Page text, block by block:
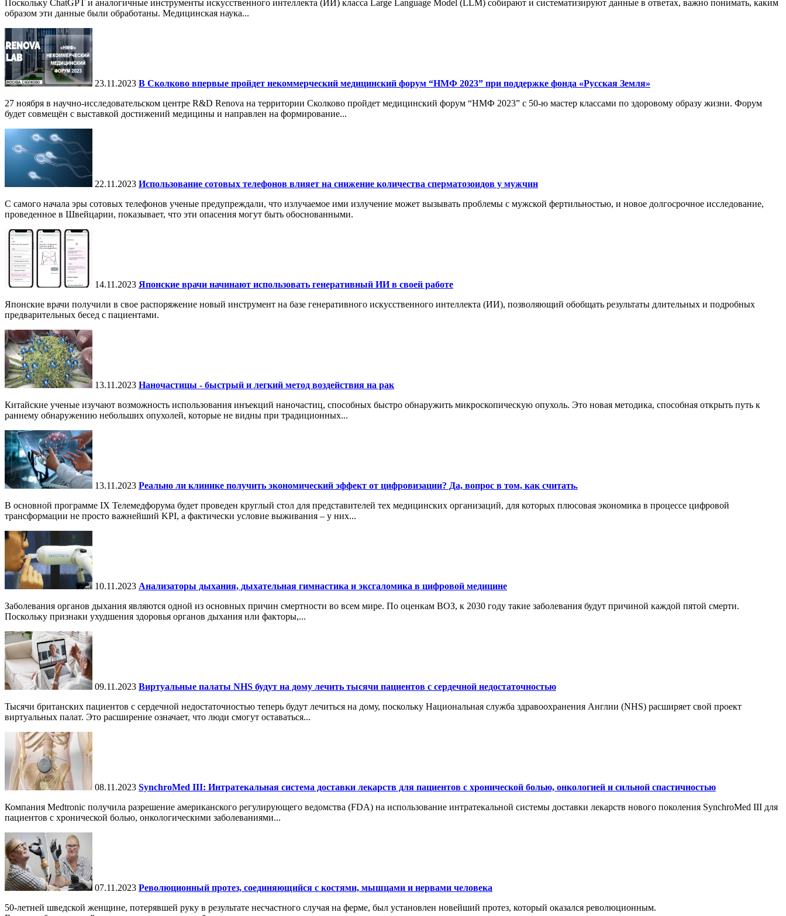
Поскольку ChatGPT и аналогичные инструменты искусственного интеллекта (ИИ) класса Large Language Model (LLM) собирают и систематизируют данные в ответах, важно понимать, каким
образом эти данные были обработаны. Медицинская наука...
23.11.2023 В Сколково впервые пройдет некоммерческий медицинский форум “НМФ 2023” при поддержке фонда «Русская Земля»
27 ноября в научно-исследовательском центре R&D Renova на территории Сколково пройдет медицинский форум “НМФ 2023” c 50-ю мастер классами по здоровому образу жизни. Форум
будет совмещён с выставкой достижений медицины и направлен на формирование...
22.11.2023 Использование сотовых телефонов влияет на снижение количества сперматозоидов у мужчин
С самого начала эры сотовых телефонов ученые предупреждали, что излучаемое ими излучение может вызывать проблемы с мужской фертильностью, и новое долгосрочное исследование,
проведенное в Швейцарии, показывает, что эти опасения могут быть обоснованными.
14.11.2023 Японские врачи начинают использовать генеративный ИИ в своей работе
Японские врачи получили в свое распоряжение новый инструмент на базе генеративного искусственного интеллекта (ИИ), позволяющий обобщать результаты длительных и подробных
предварительных бесед с пациентами.
13.11.2023 Наночастицы - быстрый и легкий метод воздействия на рак
Китайские ученые изучают возможность использования инъекций наночастиц, способных быстро обнаружить микроскопическую опухоль. Это новая методика, способная открыть путь к
раннему обнаружению небольших опухолей, которые не видны при традиционных...
13.11.2023 Реально ли клинике получить экономический эффект от цифровизации? Да, вопрос в том, как считать.
В основной программе IX Телемедфорума будет проведен круглый стол для представителей тех медицинских организаций, для которых плюсовая экономика в процессе цифровой
трансформации не просто важнейший KPI, а фактически условие выживания – у них...
10.11.2023 Анализаторы дыхания, дыхательная гимнастика и эксгаломика в цифровой медицине
Заболевания органов дыхания являются одной из основных причин смертности во всем мире. По оценкам ВОЗ, к 2030 году такие заболевания будут причиной каждой пятой смерти.
Поскольку признаки ухудшения здоровья органов дыхания или факторы,...
09.11.2023 Виртуальные палаты NHS будут на дому лечить тысячи пациентов с сердечной недостаточностью
Тысячи британских пациентов с сердечной недостаточностью теперь будут лечиться на дому, поскольку Национальная служба здравоохранения Англии (NHS) расширяет свой проект
виртуальных палат. Это расширение означает, что люди смогут оставаться...
08.11.2023 SynchroMed III: Интратекальная система доставки лекарств для пациентов с хронической болью, онкологией и сильной спастичностью
Компания Medtronic получила разрешение американского регулирующего ведомства (FDA) на использование интратекальной системы доставки лекарств нового поколения SynchroMed III для
пациентов с хронической болью, онкологическими заболеваниями...
07.11.2023 Революционный протез, соединяющийся с костями, мышцами и нервами человека
50-летней шведской женщине, потерявшей руку в результате несчастного случая на ферме, был установлен новейший протез, который оказался революционным.